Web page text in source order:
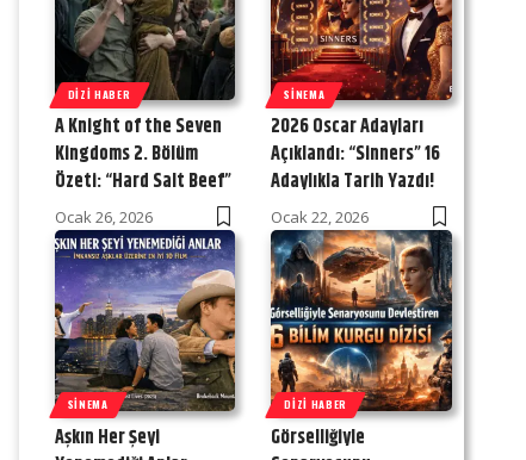
DIZI HABER
A Knight of the Seven
Kingdoms 2. Bölüm
Özeti: “Hard Salt Beef”
Ocak 26, 2026
SINEMA
2026 Oscar Adayları
Açıklandı: “Sinners” 16
Adaylıkla Tarih Yazdı!
Ocak 22, 2026
SINEMA
Aşkın Her Şeyi
DIZI HABER
Görselliğiyle